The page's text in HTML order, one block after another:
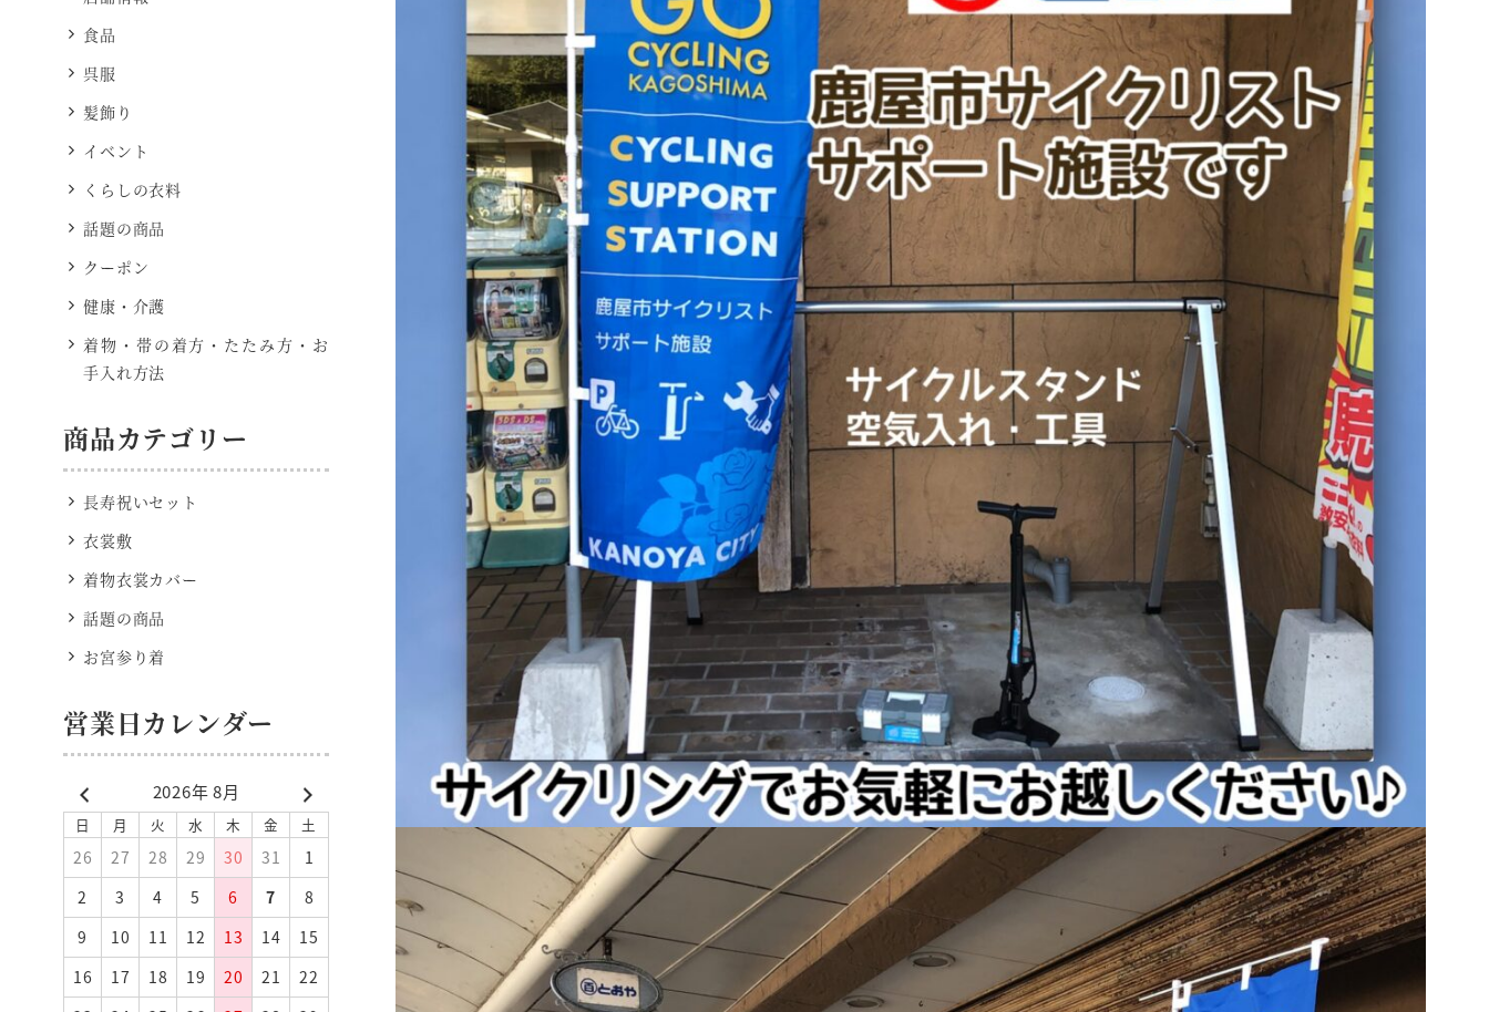
食品
呉服
髪飾り
イベント
くらしの衣料
話題の商品
クーポン
健康・介護
着物・帯の着方・たたみ方・お
手入れ方法
商品カテゴリー
長寿祝いセット
衣裳敷
着物衣裳カバー
話題の商品
お宮参り着
営業日カレンダー
2026年 8月
日 月 火 水 木 金 土
26 27 28 29 30 31
1
2
3 4 5 6 7
8
9
10 11 12 13 14
15
16
17 18 19 20 21
22